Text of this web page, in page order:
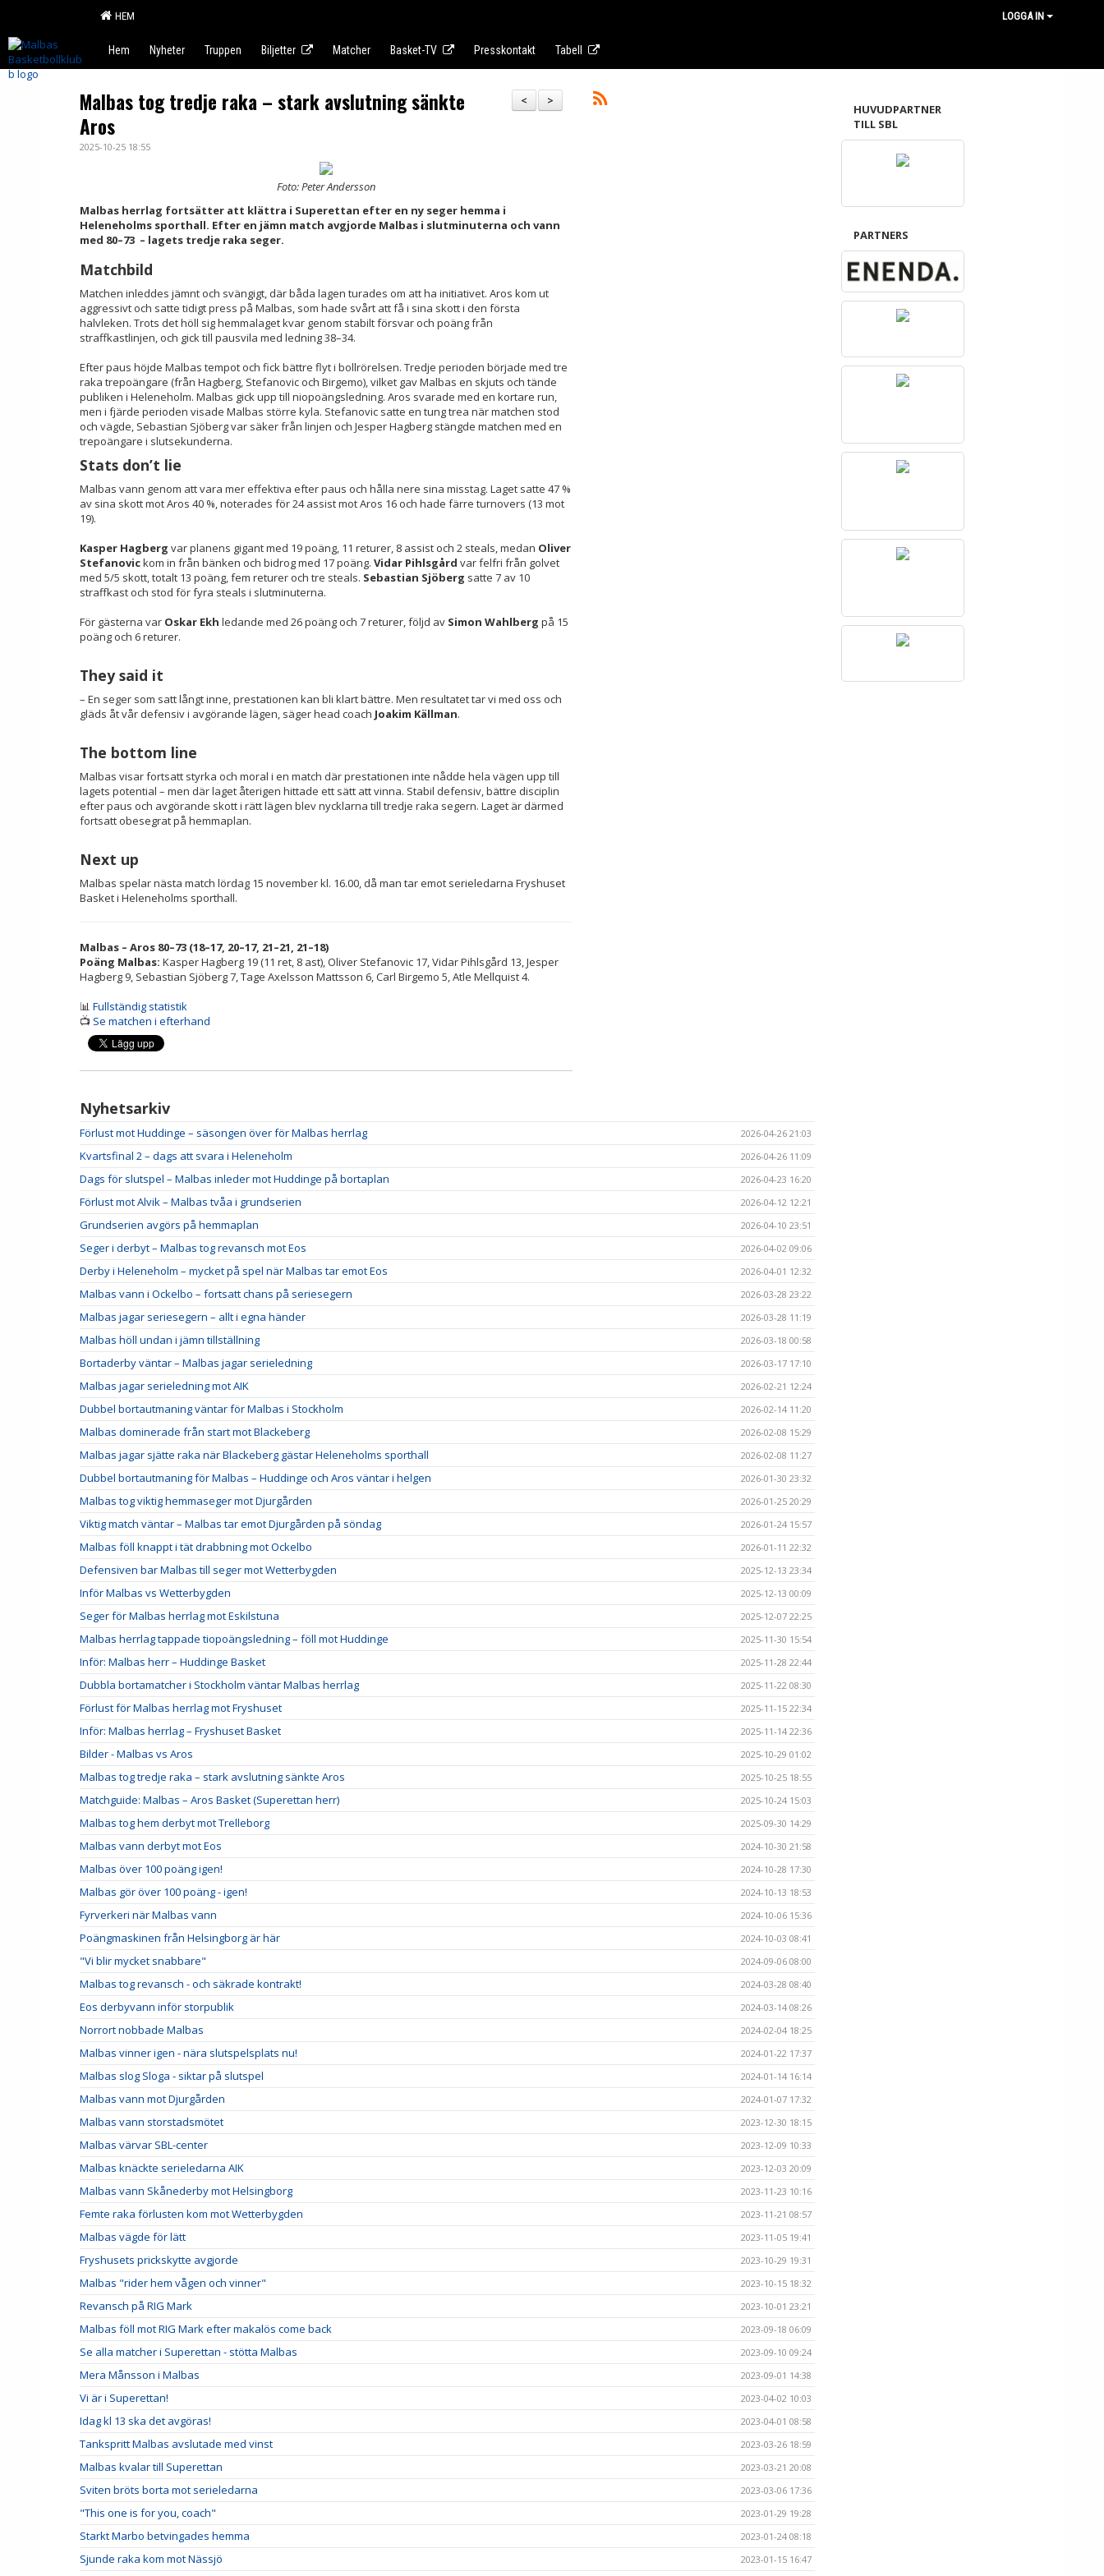
HEM LOGGA IN
Hem Nyheter Truppen Biljetter Matcher Basket-TV Presskontakt Tabell
>
<
Malbas tog tredje raka – stark avslutning sänkte
Aros
2025-10-25 18:55
Foto: Peter Andersson
Malbas herrlag fortsätter att klättra i Superettan efter en ny seger hemma i
Heleneholms sporthall. Efter en jämn match avgjorde Malbas i slutminuterna och vann
med 80–73 – lagets tredje raka seger.
Matchbild
Matchen inleddes jämnt och svängigt, där båda lagen turades om att ha initiativet. Aros kom ut
aggressivt och satte tidigt press på Malbas, som hade svårt att få i sina skott i den första
halvleken. Trots det höll sig hemmalaget kvar genom stabilt försvar och poäng från
straffkastlinjen, och gick till pausvila med ledning 38–34.
Efter paus höjde Malbas tempot och fick bättre flyt i bollrörelsen. Tredje perioden började med tre
raka trepoängare (från Hagberg, Stefanovic och Birgemo), vilket gav Malbas en skjuts och tände
publiken i Heleneholm. Malbas gick upp till niopoängsledning. Aros svarade med en kortare run,
men i fjärde perioden visade Malbas större kyla. Stefanovic satte en tung trea när matchen stod
och vägde, Sebastian Sjöberg var säker från linjen och Jesper Hagberg stängde matchen med en
trepoängare i slutsekunderna.
Stats don’t lie
Malbas vann genom att vara mer effektiva efter paus och hålla nere sina misstag. Laget satte 47 %
av sina skott mot Aros 40 %, noterades för 24 assist mot Aros 16 och hade färre turnovers (13 mot
19).
Kasper Hagberg var planens gigant med 19 poäng, 11 returer, 8 assist och 2 steals, medan Oliver
Stefanovickom in från bänken och bidrog med 17 poäng. Vidar Pihlsgård var felfri från golvet
med 5/5 skott, totalt 13 poäng, fem returer och tre steals. Sebastian Sjöberg satte 7 av 10
straffkast och stod för fyra steals i slutminuterna.
För gästerna var Oskar Ekh ledande med 26 poäng och 7 returer, följd av Simon Wahlberg på 15
poäng och 6 returer.
They said it
– En seger som satt långt inne, prestationen kan bli klart bättre. Men resultatet tar vi med oss och
gläds åt vår defensiv i avgörande lägen, säger head coach Joakim Källman.
The bottom line
Malbas visar fortsatt styrka och moral i en match där prestationen inte nådde hela vägen upp till
lagets potential – men där laget återigen hittade ett sätt att vinna. Stabil defensiv, bättre disciplin
efter paus och avgörande skott i rätt lägen blev nycklarna till tredje raka segern. Laget är därmed
fortsatt obesegrat på hemmaplan.
Next up
Malbas spelar nästa match lördag 15 november kl. 16.00, då man tar emot serieledarna Fryshuset
Basket i Heleneholms sporthall.
Malbas – Aros 80–73 (18–17, 20–17, 21–21, 21–18)
Poäng Malbas: Kasper Hagberg 19 (11 ret, 8 ast), Oliver Stefanovic 17, Vidar Pihlsgård 13, Jesper
Hagberg 9, Sebastian Sjöberg 7, Tage Axelsson Mattsson 6, Carl Birgemo 5, Atle Mellquist 4.
📊 Fullständig statistik
📺 Se matchen i efterhand
Nyhetsarkiv
Förlust mot Huddinge – säsongen över för Malbas herrlag 2026-04-26 21:03
Kvartsfinal 2 – dags att svara i Heleneholm 2026-04-26 11:09
Dags för slutspel – Malbas inleder mot Huddinge på bortaplan 2026-04-23 16:20
Förlust mot Alvik – Malbas tvåa i grundserien 2026-04-12 12:21
Grundserien avgörs på hemmaplan 2026-04-10 23:51
Seger i derbyt – Malbas tog revansch mot Eos 2026-04-02 09:06
Derby i Heleneholm – mycket på spel när Malbas tar emot Eos 2026-04-01 12:32
Malbas vann i Ockelbo – fortsatt chans på seriesegern 2026-03-28 23:22
Malbas jagar seriesegern – allt i egna händer 2026-03-28 11:19
Malbas höll undan i jämn tillställning 2026-03-18 00:58
Bortaderby väntar – Malbas jagar serieledning 2026-03-17 17:10
Malbas jagar serieledning mot AIK 2026-02-21 12:24
Dubbel bortautmaning väntar för Malbas i Stockholm 2026-02-14 11:20
Malbas dominerade från start mot Blackeberg 2026-02-08 15:29
Malbas jagar sjätte raka när Blackeberg gästar Heleneholms sporthall 2026-02-08 11:27
Dubbel bortautmaning för Malbas – Huddinge och Aros väntar i helgen 2026-01-30 23:32
Malbas tog viktig hemmaseger mot Djurgården 2026-01-25 20:29
Viktig match väntar – Malbas tar emot Djurgården på söndag 2026-01-24 15:57
Malbas föll knappt i tät drabbning mot Ockelbo 2026-01-11 22:32
Defensiven bar Malbas till seger mot Wetterbygden 2025-12-13 23:34
Inför Malbas vs Wetterbygden 2025-12-13 00:09
Seger för Malbas herrlag mot Eskilstuna 2025-12-07 22:25
Malbas herrlag tappade tiopoängsledning – föll mot Huddinge 2025-11-30 15:54
Inför: Malbas herr – Huddinge Basket 2025-11-28 22:44
Dubbla bortamatcher i Stockholm väntar Malbas herrlag 2025-11-22 08:30
Förlust för Malbas herrlag mot Fryshuset 2025-11-15 22:34
Inför: Malbas herrlag – Fryshuset Basket 2025-11-14 22:36
Bilder - Malbas vs Aros 2025-10-29 01:02
Malbas tog tredje raka – stark avslutning sänkte Aros 2025-10-25 18:55
Matchguide: Malbas – Aros Basket (Superettan herr) 2025-10-24 15:03
Malbas tog hem derbyt mot Trelleborg 2025-09-30 14:29
Malbas vann derbyt mot Eos 2024-10-30 21:58
Malbas över 100 poäng igen! 2024-10-28 17:30
Malbas gör över 100 poäng - igen! 2024-10-13 18:53
Fyrverkeri när Malbas vann 2024-10-06 15:36
Poängmaskinen från Helsingborg är här 2024-10-03 08:41
"Vi blir mycket snabbare" 2024-09-06 08:00
Malbas tog revansch - och säkrade kontrakt! 2024-03-28 08:40
Eos derbyvann inför storpublik 2024-03-14 08:26
Norrort nobbade Malbas 2024-02-04 18:25
Malbas vinner igen - nära slutspelsplats nu! 2024-01-22 17:37
Malbas slog Sloga - siktar på slutspel 2024-01-14 16:14
Malbas vann mot Djurgården 2024-01-07 17:32
Malbas vann storstadsmötet 2023-12-30 18:15
Malbas värvar SBL-center 2023-12-09 10:33
Malbas knäckte serieledarna AIK 2023-12-03 20:09
Malbas vann Skånederby mot Helsingborg 2023-11-23 10:16
Femte raka förlusten kom mot Wetterbygden 2023-11-21 08:57
Malbas vägde för lätt 2023-11-05 19:41
Fryshusets prickskytte avgjorde 2023-10-29 19:31
Malbas "rider hem vågen och vinner" 2023-10-15 18:32
Revansch på RIG Mark 2023-10-01 23:21
Malbas föll mot RIG Mark efter makalös come back 2023-09-18 06:09
Se alla matcher i Superettan - stötta Malbas 2023-09-10 09:24
Mera Månsson i Malbas 2023-09-01 14:38
Vi är i Superettan! 2023-04-02 10:03
Idag kl 13 ska det avgöras! 2023-04-01 08:58
Tankspritt Malbas avslutade med vinst 2023-03-26 18:59
Malbas kvalar till Superettan 2023-03-21 20:08
Sviten bröts borta mot serieledarna 2023-03-06 17:36
"This one is for you, coach" 2023-01-29 19:28
Starkt Marbo betvingades hemma 2023-01-24 08:18
Sjunde raka kom mot Nässjö 2023-01-15 16:47
HUVUDPARTNER
TILL SBL
PARTNERS